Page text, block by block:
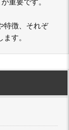
重要です。
特徴、それぞ
す。